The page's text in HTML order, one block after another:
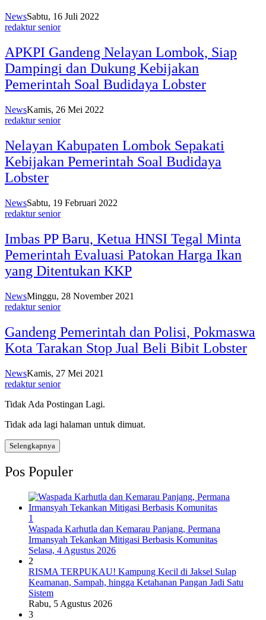
NewsSabtu, 16 Juli 2022
redaktur senior
APKPI Gandeng Nelayan Lombok, Siap
Dampingi dan Dukung Kebijakan
Pemerintah Soal Budidaya Lobster
NewsKamis, 26 Mei 2022
redaktur senior
Nelayan Kabupaten Lombok Sepakati
Kebijakan Pemerintah Soal Budidaya
Lobster
NewsSabtu, 19 Februari 2022
redaktur senior
Imbas PP Baru, Ketua HNSI Tegal Minta
Pemerintah Evaluasi Patokan Harga Ikan
yang Ditentukan KKP
NewsMinggu, 28 November 2021
redaktur senior
Gandeng Pemerintah dan Polisi, Pokmaswa
Kota Tarakan Stop Jual Beli Bibit Lobster
NewsKamis, 27 Mei 2021
redaktur senior
Tidak Ada Postingan Lagi.
Tidak ada lagi halaman untuk dimuat.
Selengkapnya
Pos Populer
1
Waspada Karhutla dan Kemarau Panjang, Permana
Irmansyah Tekankan Mitigasi Berbasis Komunitas
Selasa, 4 Agustus 2026
2
RISMA TERPUKAU! Kampung Kecil di Jaksel Sulap
Keamanan, Sampah, hingga Ketahanan Pangan Jadi Satu
Sistem
Rabu, 5 Agustus 2026
3